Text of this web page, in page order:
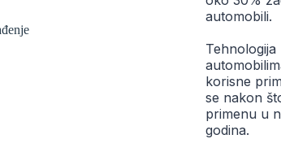
automobili.
korisne
se nakon
primenu u
godina.